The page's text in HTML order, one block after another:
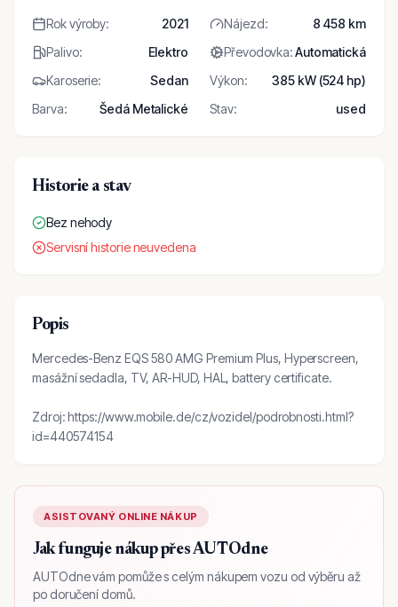
Rok výroby: 2021 Nájezd:
8 458 km
Palivo: Elektro Převodovka:Automatická
Karoserie: Sedan Výkon:
385 kW (524 hp)
Barva: Šedá Metalické Stav: used
Historie a stav
Bez nehody
Servisní historie neuvedena
Popis
Mercedes-Benz EQS 580 AMG Premium Plus, Hyperscreen,
masážní sedadla, TV, AR-HUD, HAL, battery certificate.
Zdroj: https://www.mobile.de/cz/vozidel/podrobnosti.html?
id=440574154
ASISTOVANÝ ONLINE NÁKUP
Jak funguje nákup přes AUTOdne
AUTOdne vám pomůže s celým nákupem vozu od výběru až
po doručení domů.